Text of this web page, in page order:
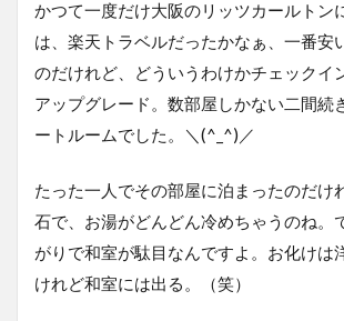
かつて一度だけ大阪のリッツカールトン
は、楽天トラベルだったかなぁ、一番安
のだけれど、どういうわけかチェックイ
アップグレード。数部屋しかない二間続
ートルームでした。＼(^_^)／
たった一人でその部屋に泊まったのだけ
石で、お湯がどんどん冷めちゃうのね。
がりで和室が駄目なんですよ。お化けは
けれど和室には出る。（笑）